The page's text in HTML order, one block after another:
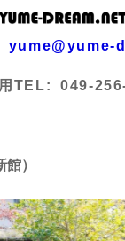
yume@yume-
TEL: 049-
館）